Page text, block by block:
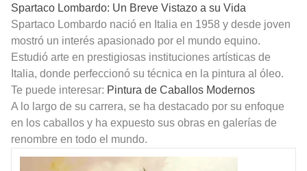
Spartaco Lombardo: Un Breve Vistazo a su Vida
Spartaco Lombardo nació en Italia en 1958 y desde joven
mostró un interés apasionado por el mundo equino.
Estudió arte en prestigiosas instituciones artísticas de
Italia, donde perfeccionó su técnica en la pintura al óleo.
Te puede interesar: Pintura de Caballos Modernos
A lo largo de su carrera, se ha destacado por su enfoque
en los caballos y ha expuesto sus obras en galerías de
renombre en todo el mundo.